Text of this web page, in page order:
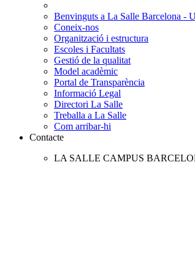
Benvinguts a La Salle Barcelona -
Coneix-nos
Organització i estructura
Escoles i Facultats
Gestió de la qualitat
Model acadèmic
Portal de Transparència
Informació Legal
Directori La Salle
Treballa a La Salle
Com arribar-hi
Contacte
LA SALLE CAMPUS